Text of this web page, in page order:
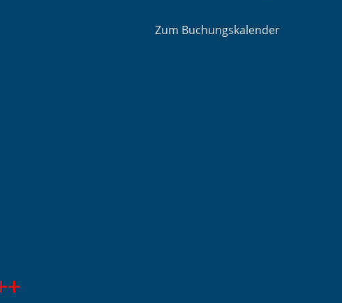
Zum Buchungskalender